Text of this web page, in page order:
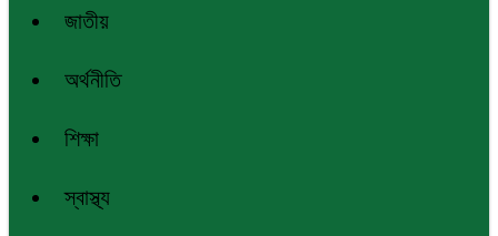
জাতীয়
অর্থনীতি
শিক্ষা
স্বাস্থ্য